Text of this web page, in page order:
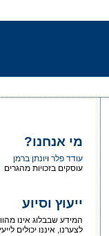
מי אנחנו?
עודד פלר ויונתן ברמן
עוסקים בזכויות מהגרים
ייעוץ וסיוע
המידע שבבלוג אינו
לצערנו, איננו יכולים